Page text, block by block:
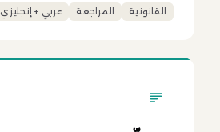
القانونية المراجعة عربي + إنجليزي